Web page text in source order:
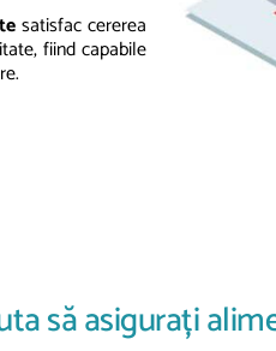
satisfac cererea
fiind capabile
să asigurați